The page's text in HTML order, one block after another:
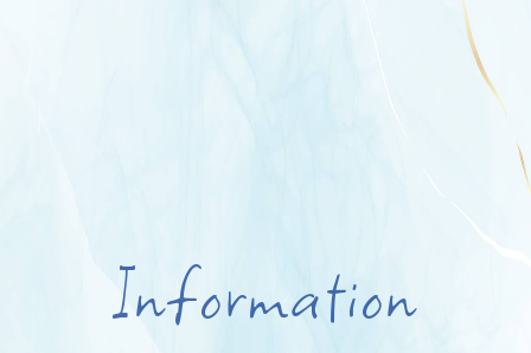
Information